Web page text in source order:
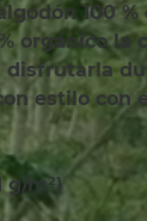
100 %
orgánico la
disfrutarla
estilo con
g/m²)